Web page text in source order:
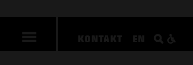
KONTAKT EN